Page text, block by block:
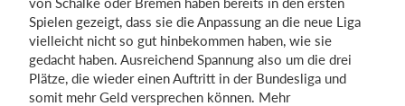
Spielen gezeigt, dass sie die Anpassung an die neue Liga
vielleicht nicht so gut hinbekommen haben, wie sie
gedacht haben. Ausreichend Spannung also um die drei
Plätze, die wieder einen Auftritt in der Bundesliga und
somit mehr Geld versprechen können. Mehr